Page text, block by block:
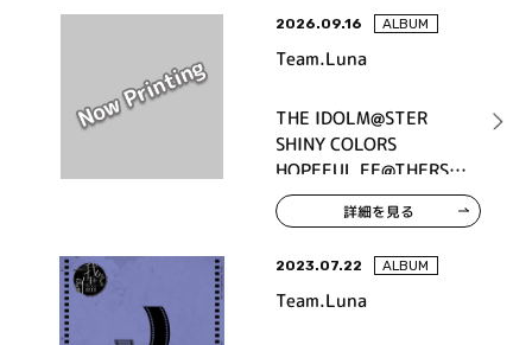
2026.09.16 ALBUM
Team.Luna
THE IDOLM@STER
SHINY COLORS
HOPEFUL FE@THERS -
Luna-
詳細を見る
2023.07.22 ALBUM
Team.Luna